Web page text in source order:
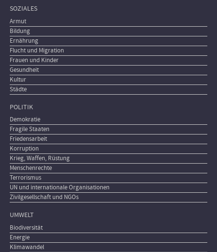
SOZIALES
Armut
Bildung
Ernährung
Flucht und Migration
Frauen und Kinder
Gesundheit
Kultur
Städte
POLITIK
Demokratie
Fragile Staaten
Friedensarbeit
Korruption
Krieg, Waffen, Rüstung
Menschenrechte
Terrorismus
UN und internationale Organisationen
Zivilgesellschaft und NGOs
UMWELT
Biodiversität
Energie
Klimawandel